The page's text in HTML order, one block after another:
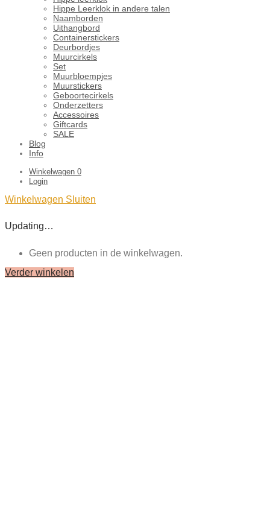
Hippe Leerklok in andere talen
Naamborden
Uithangbord
Containerstickers
Deurbordjes
Muurcirkels
Set
Muurbloempjes
Muurstickers
Geboortecirkels
Onderzetters
Accessoires
Giftcards
SALE
Blog
Info
Winkelwagen 0
Login
Winkelwagen Sluiten
Updating…
Geen producten in de winkelwagen.
Verder winkelen